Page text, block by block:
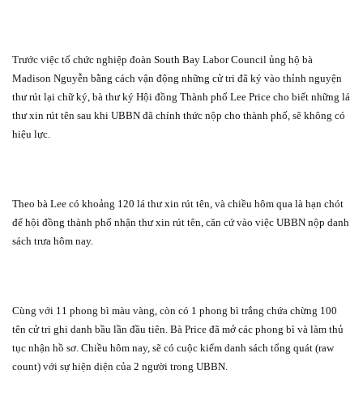
Trước việc tổ chức nghiệp đoàn South Bay Labor Council ủng hộ bà
Madison Nguyễn bằng cách vận động những cử tri đã ký vào thỉnh nguyện
thư rút lại chữ ký, bà thư ký Hội đồng Thành phố Lee Price cho biết những lá
thư xin rút tên sau khi UBBN đã chính thức nộp cho thành phố, sẽ không có
hiệu lực.
Theo bà Lee có khoảng 120 lá thư xin rút tên, và chiều hôm qua là hạn chót
để hội đồng thành phố nhận thư xin rút tên, căn cứ vào việc UBBN nộp danh
sách trưa hôm nay.
Cùng với 11 phong bì màu vàng, còn có 1 phong bì trắng chứa chừng 100
tên cử tri ghi danh bầu lần đầu tiên. Bà Price đã mở các phong bì và làm thủ
tục nhận hồ sơ. Chiều hôm nay, sẽ có cuộc kiểm danh sách tổng quát (raw
count) với sự hiện diện của 2 người trong UBBN.